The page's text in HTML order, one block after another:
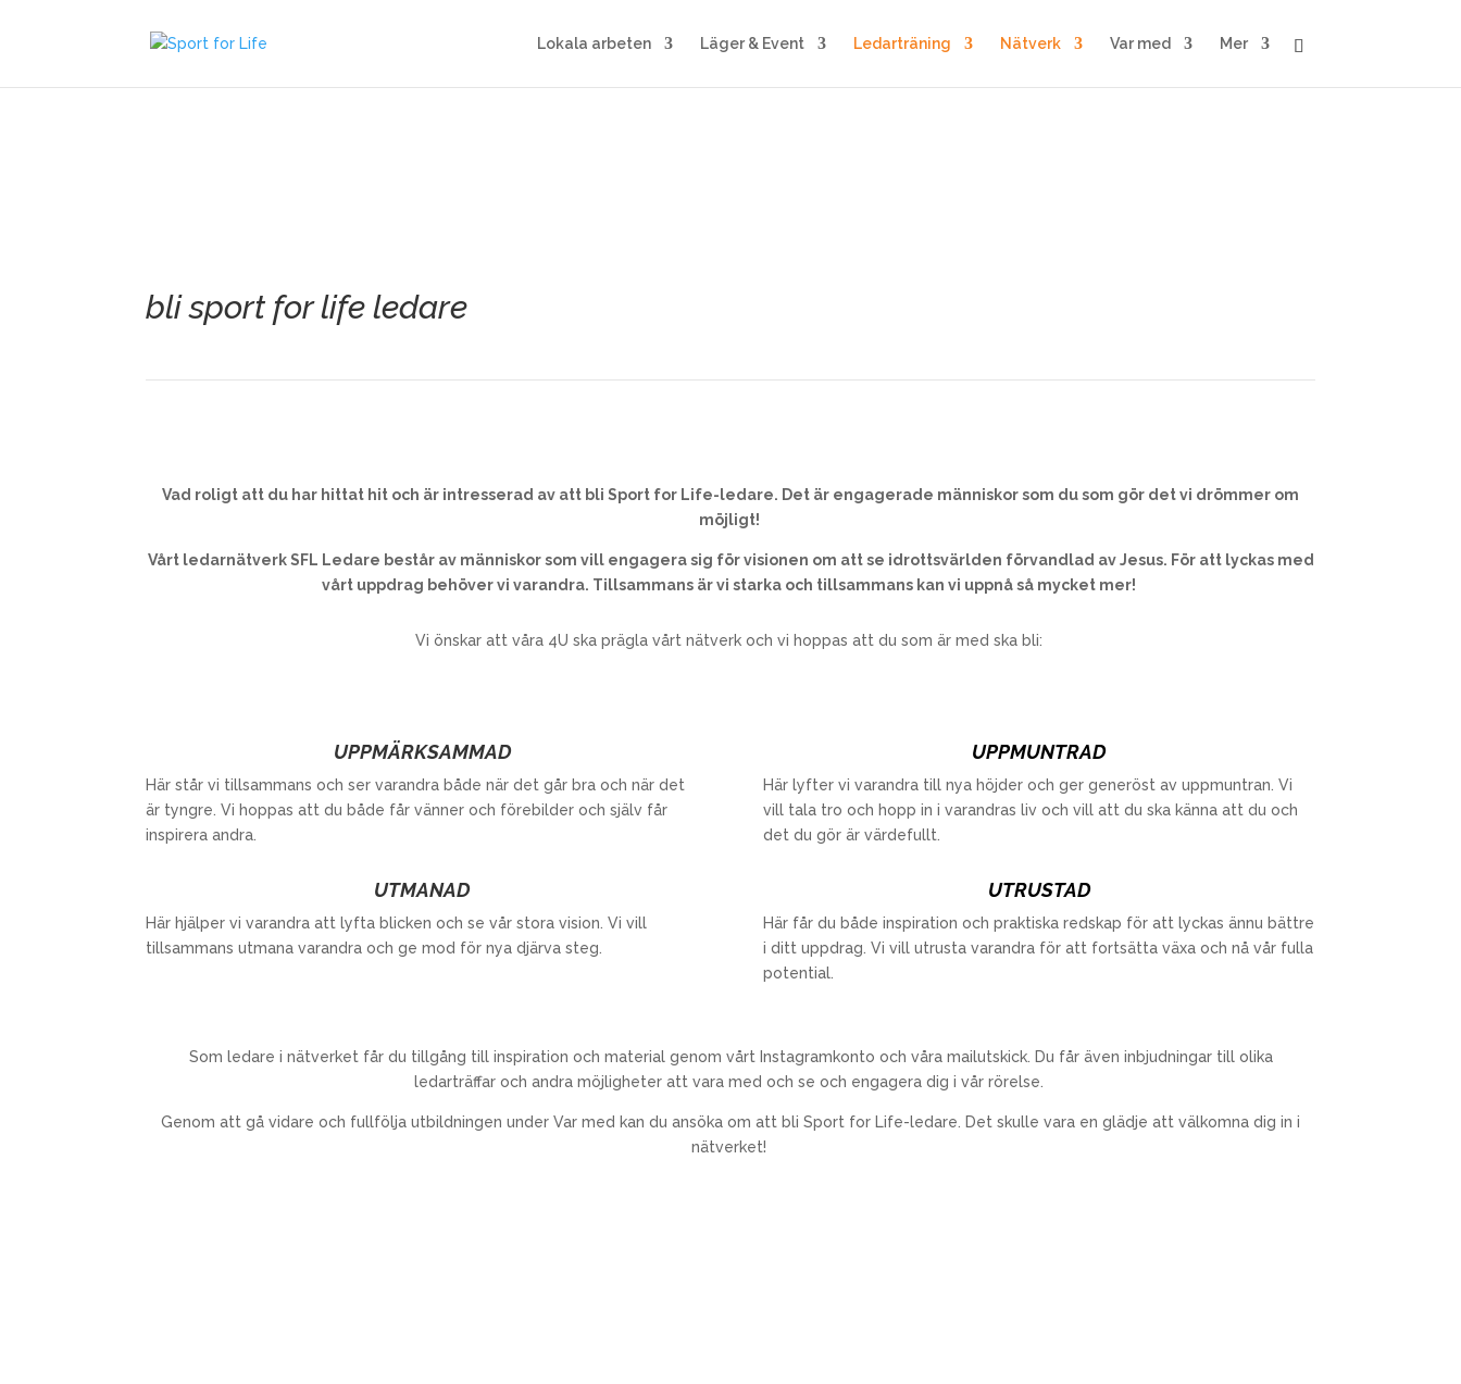
Lokala arbeten Läger & Event Ledarträning Nätverk Var med Mer
bli sport for life ledare
Vad roligt att du har hittat hit och är intresserad av att bli Sport for Life-ledare. Det är engagerade människor som du som gör det vi drömmer om
möjligt!
Vårt ledarnätverk SFL Ledare består av människor som vill engagera sig för visionen om att se idrottsvärlden förvandlad av Jesus. För att lyckas med
vårt uppdrag behöver vi varandra. Tillsammans är vi starka och tillsammans kan vi uppnå så mycket mer!
Vi önskar att våra 4U ska prägla vårt nätverk och vi hoppas att du som är med ska bli:
UPPMÄRKSAMMAD
Här står vi tillsammans och ser varandra både när det går bra och när det
är tyngre. Vi hoppas att du både får vänner och förebilder och själv får
inspirera andra.
UTMANAD
Här hjälper vi varandra att lyfta blicken och se vår stora vision. Vi vill
tillsammans utmana varandra och ge mod för nya djärva steg.
UPPMUNTRAD
Här lyfter vi varandra till nya höjder och ger generöst av uppmuntran. Vi
vill tala tro och hopp in i varandras liv och vill att du ska känna att du och
det du gör är värdefullt.
UTRUSTAD
Här får du både inspiration och praktiska redskap för att lyckas ännu bättre
i ditt uppdrag. Vi vill utrusta varandra för att fortsätta växa och nå vår fulla
potential.
Som ledare i nätverket får du tillgång till inspiration och material genom vårt Instagramkonto och våra mailutskick. Du får även inbjudningar till olika
ledarträffar och andra möjligheter att vara med och se och engagera dig i vår rörelse.
Genom att gå vidare och fullfölja utbildningen under Var med kan du ansöka om att bli Sport for Life-ledare. Det skulle vara en glädje att välkomna dig in i
nätverket!